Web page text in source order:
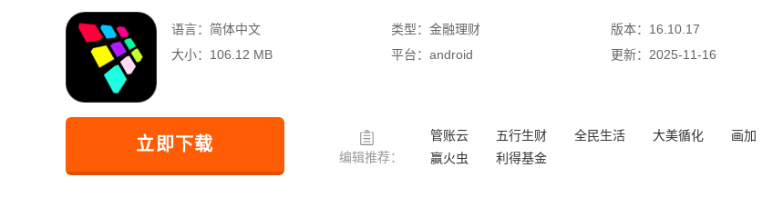
语言： 简体中文 类型： 金融理财 版本： 16.10.17
大小： 106.12 MB 平台： android 更新： 2025-11-16
立即下载
编辑推荐：
管账云 五行生财 全民生活 大美循化 画加
赢火虫
利得基金